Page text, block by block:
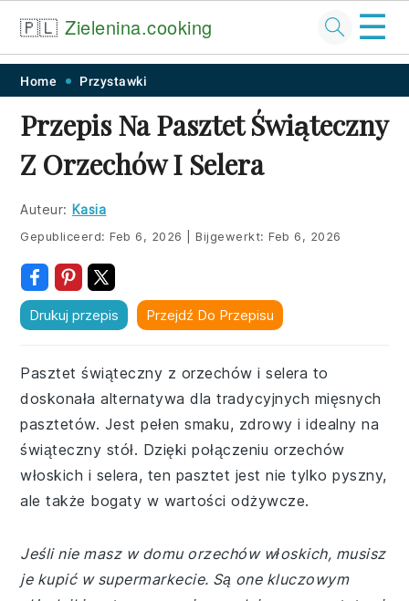
Skip
primary
navigation
Skip
main
content
Skip
primary
sidebar
Skip
footer
🇵🇱 Zielenina.cooking ☰
Home Przystawki
Przepis Na Pasztet Świąteczny
Z Orzechów I Selera
Auteur: Kasia
Gepubliceerd:Feb 6, 2026 Bijgewerkt:Feb 6, 2026
Drukuj przepis Przejdź Do Przepisu
Pasztet świąteczny z orzechów i selera to
doskonała alternatywa dla tradycyjnych mięsnych
pasztetów. Jest pełen smaku, zdrowy i idealny na
świąteczny stół. Dzięki połączeniu orzechów
włoskich i selera, ten pasztet jest nie tylko pyszny,
ale także bogaty w wartości odżywcze.
Jeśli nie masz w domu orzechów włoskich, musisz
je kupić w supermarkecie. Są one kluczowym